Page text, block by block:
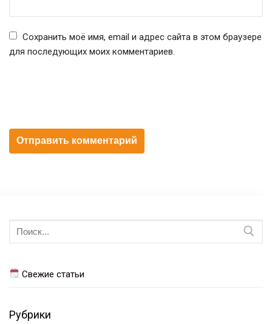
Сохранить моё имя, email и адрес сайта в этом браузере
для последующих моих комментариев.
Искать:
Свежие статьи
Рубрики